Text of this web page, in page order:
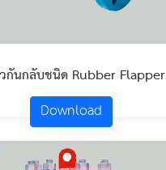
กันกลับชนิด Rubber Flapper
Download